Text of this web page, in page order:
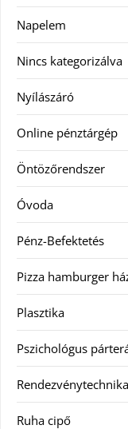
Napelem
Nincs kategorizálva
Nyílászáró
Online pénztárgép
Öntözőrendszer
Óvoda
Pénz-Befektetés
Pizza hamburger
Plasztika
Pszichológus
Rendezvénytechnika
Ruha cipő